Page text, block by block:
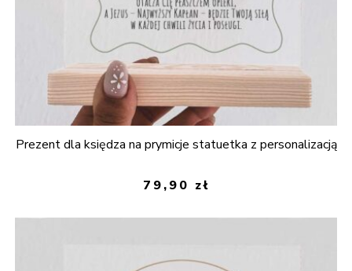
Prezent dla księdza na prymicje statuetka z personalizacją
79,90 zł